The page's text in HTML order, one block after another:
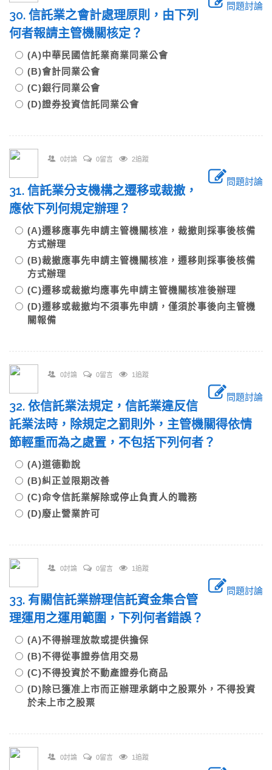
問題討論
30. 信託業之會計處理原則，由下列
何者報請主管機關核定？
(A)中華民國信託業商業同業公會
(B)會計同業公會
(C)銀行同業公會
(D)證券投資信託同業公會
0討論 0留言 2追蹤
問題討論
31. 信託業分支機構之遷移或裁撤，
應依下列何規定辦理？
(A)遷移應事先申請主管機關核准，裁撤則採事後核備
方式辦理
(B)裁撤應事先申請主管機關核准，遷移則採事後核備
方式辦理
(C)遷移或裁撤均應事先申請主管機關核准後辦理
(D)遷移或裁撤均不須事先申請，僅須於事後向主管機
關報備
0討論 0留言 1追蹤
問題討論
32. 依信託業法規定，信託業違反信
託業法時，除規定之罰則外，主管機關得依情
節輕重而為之處置，不包括下列何者？
(A)道德勸說
(B)糾正並限期改善
(C)命令信託業解除或停止負責人的職務
(D)廢止營業許可
0討論 0留言 1追蹤
問題討論
33. 有關信託業辦理信託資金集合管
理運用之運用範圍，下列何者錯誤？
(A)不得辦理放款或提供擔保
(B)不得從事證券信用交易
(C)不得投資於不動產證券化商品
(D)除已獲准上市而正辦理承銷中之股票外，不得投資
於未上市之股票
0討論 0留言 1追蹤